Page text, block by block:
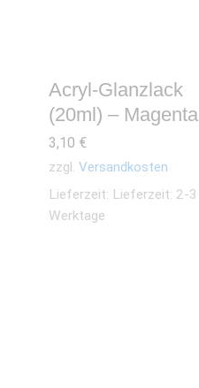
Acryl-Glanzlack
(20ml) – Magenta
3,10 €
zzgl. Versandkosten
Lieferzeit: Lieferzeit: 2-3
Werktage